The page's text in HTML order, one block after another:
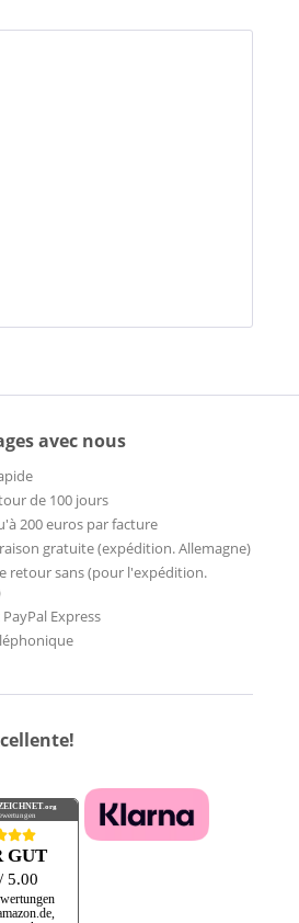
avec nous
de 100 jours
200 euros par facture
gratuite (expédition. Allemagne)
retour sans (pour l'expédition.
Express
.org
GUT
/ 5.00